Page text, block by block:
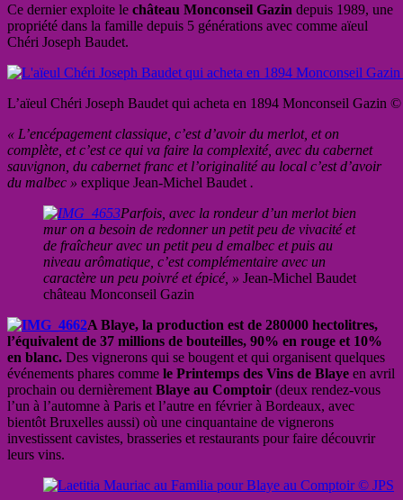
Ce dernier exploite le château Monconseil Gazin depuis 1989, une
propriété dans la famille depuis 5 générations avec comme aïeul
Chéri Joseph Baudet.
L’aïeul Chéri Joseph Baudet qui acheta en 1894 Monconseil Gazin ©
« L’encépagement classique, c’est d’avoir du merlot, et on
complète, et c’est ce qui va faire la complexité, avec du cabernet
sauvignon, du cabernet franc et l’originalité au local c’est d’avoir
du malbec » explique Jean-Michel Baudet .
Parfois, avec la rondeur d’un merlot bien
mur on a besoin de redonner un petit peu de vivacité et
de fraîcheur avec un petit peu d emalbec et puis au
niveau arômatique, c’est complémentaire avec un
caractère un peu poivré et épicé, » Jean-Michel Baudet
château Monconseil Gazin
A Blaye, la production est de 280000 hectolitres,
l’équivalent de 37 millions de bouteilles, 90% en rouge et 10%
en blanc. Des vignerons qui se bougent et qui organisent quelques
événements phares comme le Printemps des Vins de Blaye en avril
prochain ou dernièrement Blaye au Comptoir (deux rendez-vous
l’un à l’automne à Paris et l’autre en février à Bordeaux, avec
bientôt Bruxelles aussi) où une cinquantaine de vignerons
investissent cavistes, brasseries et restaurants pour faire découvrir
leurs vins.